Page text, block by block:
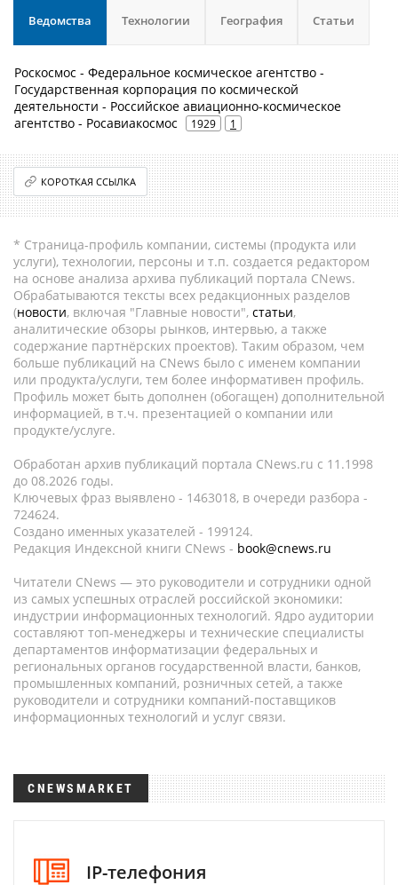
Ведомства Технологии География Статьи
Роскосмос - Федеральное космическое агентство -
Государственная корпорация по космической
деятельности - Российское авиационно-космическое
агентство - Росавиакосмос
1929 1
КОРОТКАЯ ССЫЛКА
* Страница-профиль компании, системы (продукта или
услуги), технологии, персоны и т.п. создается редактором
на основе анализа архива публикаций портала CNews.
Обрабатываются тексты всех редакционных разделов
(новости, включая "Главные новости", статьи,
аналитические обзоры рынков, интервью, а также
содержание партнёрских проектов). Таким образом, чем
больше публикаций на CNews было с именем компании
или продукта/услуги, тем более информативен профиль.
Профиль может быть дополнен (обогащен) дополнительной
информацией, в т.ч. презентацией о компании или
продукте/услуге.
Обработан архив публикаций портала CNews.ru c 11.1998
до 08.2026 годы.
Ключевых фраз выявлено - 1463018, в очереди разбора -
724624.
Создано именных указателей - 199124.
Редакция Индексной книги CNews - book@cnews.ru
Читатели CNews — это руководители и сотрудники одной
из самых успешных отраслей российской экономики:
индустрии информационных технологий. Ядро аудитории
составляют топ-менеджеры и технические специалисты
департаментов информатизации федеральных и
региональных органов государственной власти, банков,
промышленных компаний, розничных сетей, а также
руководители и сотрудники компаний-поставщиков
информационных технологий и услуг связи.
CNEWSMARKET
IP-телефония